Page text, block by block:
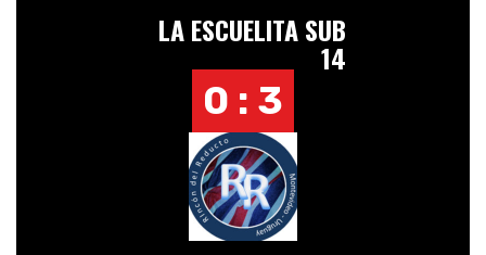
LA ESCUELITA SUB
14
0 : 3